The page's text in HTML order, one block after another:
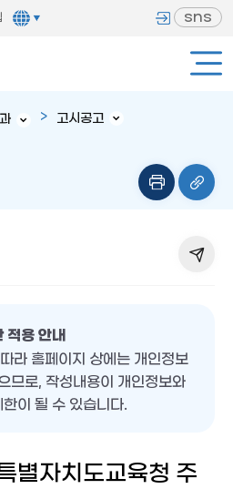
sns
고시공고
적용 안내
라 홈페이지 상에는 개인정보
므로, 작성내용이 개인정보와
이 될 수 있습니다.
별자치도교육청 주